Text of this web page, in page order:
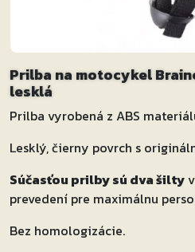
Prilba na motocykel
lesklá
Prilba vyrobená z ABS
Lesklý, čierny povrch s
Súčasťou prilby sú dva šilty
prevedení pre maximálnu
Bez homologizácie.